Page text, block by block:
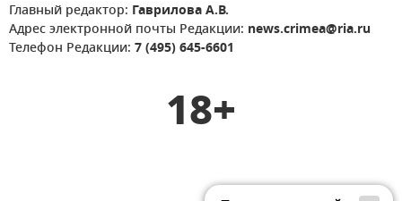
Главный редактор: Гаврилова А.В.
Адрес электронной почты Редакции: news.crimea@ria.ru
Телефон Редакции: 7 (495) 645-6601
18+